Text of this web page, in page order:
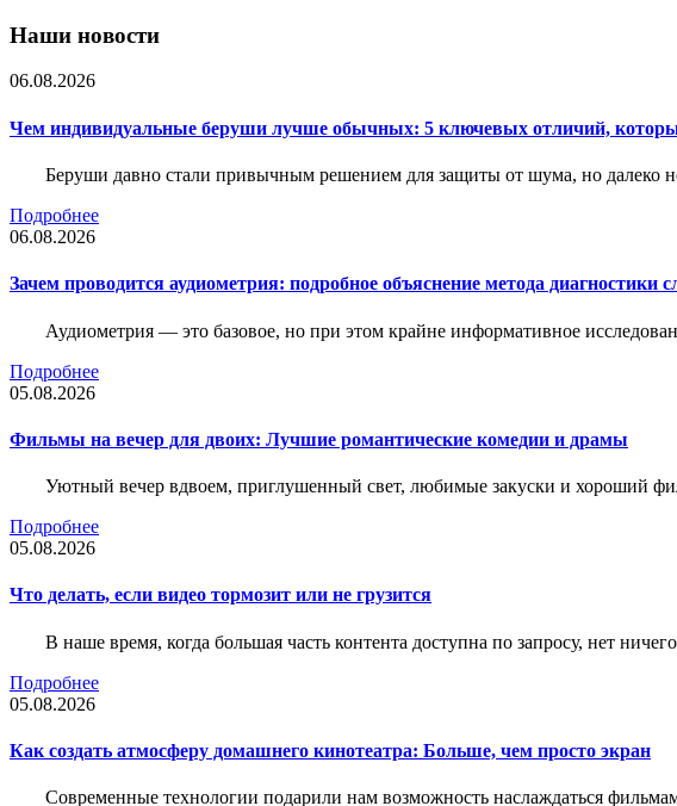
Наши новости
06.08.2026
Чем индивидуальные беруши лучше обычных: 5 ключевых отличий,
Беруши давно стали привычным решением для защиты от шума, но далеко
Подробнее
06.08.2026
Зачем проводится аудиометрия: подробное объяснение метода диагностики
Аудиометрия — это базовое, но при этом крайне информативное
Подробнее
05.08.2026
Фильмы на вечер для двоих: Лучшие романтические комедии и драмы
Уютный вечер вдвоем, приглушенный свет, любимые закуски и хороший
Подробнее
05.08.2026
Что делать, если видео тормозит или не грузится
В наше время, когда большая часть контента доступна по запросу, нет
Подробнее
05.08.2026
Как создать атмосферу домашнего кинотеатра: Больше, чем просто экран
Современные технологии подарили нам возможность наслаждаться